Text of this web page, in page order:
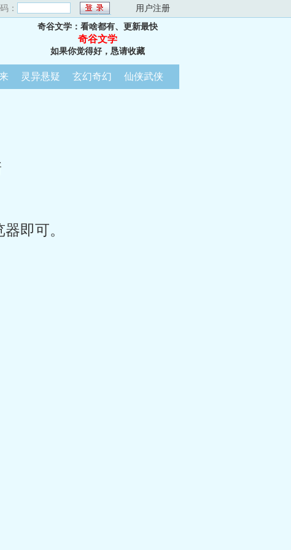
： 用户注册
奇谷文学：看啥都有、更新最快
奇谷文学
如果你觉得好，恳请收藏
灵异悬疑 玄幻奇幻 仙侠武侠
即可。